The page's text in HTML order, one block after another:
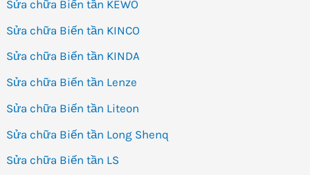
Sửa chữa Biến tần KEWO
Sửa chữa Biến tần KINCO
Sửa chữa Biến tần KINDA
Sửa chữa Biến tần Lenze
Sửa chữa Biến tần Liteon
Sửa chữa Biến tần Long Shenq
Sửa chữa Biến tần LS